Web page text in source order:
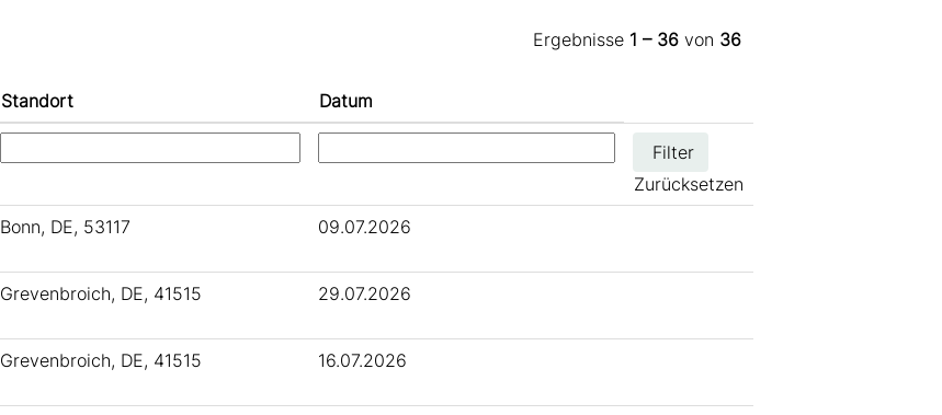
Ergebnisse 1 – 36 von 36
Standort Datum
Zurücksetzen
Bonn, DE, 53117 09.07.2026
Grevenbroich, DE, 41515 29.07.2026
Grevenbroich, DE, 41515 16.07.2026